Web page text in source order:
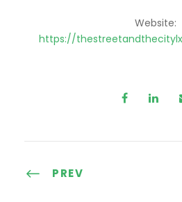
Website:
https://
PREV